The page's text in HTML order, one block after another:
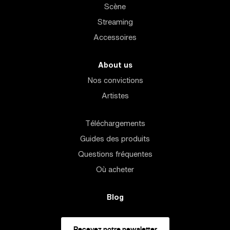
Scène
Streaming
Accessoires
About us
Nos convictions
Artistes
Téléchargements
Guides des produits
Questions fréquentes
Où acheter
Blog